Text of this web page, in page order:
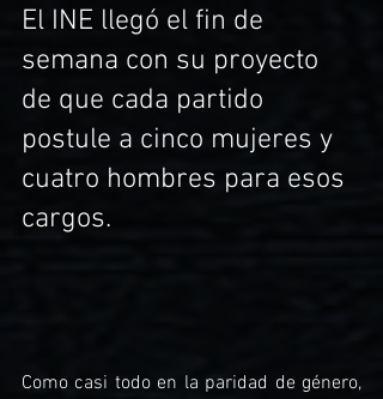
El INE llegó el fin de
semana con su proyecto
de que cada partido
postule a cinco mujeres y
cuatro hombres para esos
cargos.
Como casi todo en la paridad de género,